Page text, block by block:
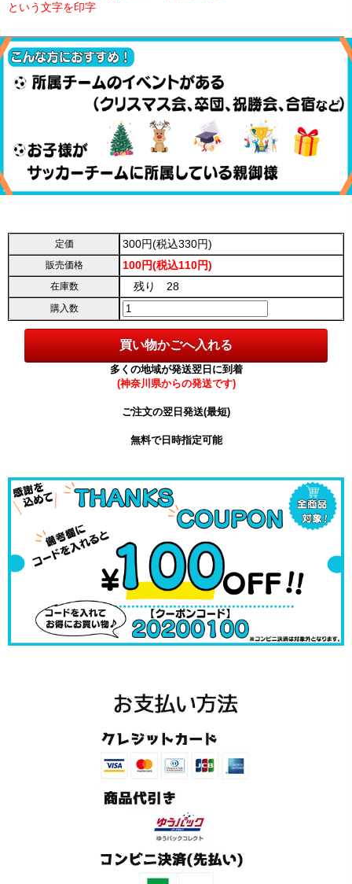
という文字を印字
定価 300円(税込330円)
販売価格 100円(税込110円)
在庫数 残り 28
購入数
多くの地域が発送翌日に到着
(神奈川県からの発送です)
ご注文の翌日発送(最短)
無料で日時指定可能